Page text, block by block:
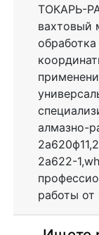
ТОКАРЬ-
вахтовый
алмазно-
2а622-
работы от